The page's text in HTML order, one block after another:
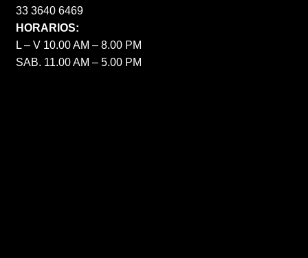
33 3640 6469
HORARIOS:
L – V 10.00 AM – 8.00 PM
SAB. 11.00 AM – 5.00 PM